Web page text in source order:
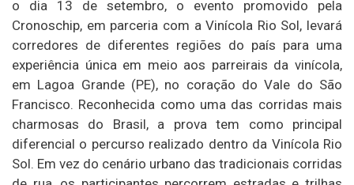
o dia 13 de setembro, o evento promovido pela
Cronoschip, em parceria com a Vinícola Rio Sol, levará
corredores de diferentes regiões do país para uma
experiência única em meio aos parreirais da vinícola,
em Lagoa Grande (PE), no coração do Vale do São
Francisco. Reconhecida como uma das corridas mais
charmosas do Brasil, a prova tem como principal
diferencial o percurso realizado dentro da Vinícola Rio
Sol. Em vez do cenário urbano das tradicionais corridas